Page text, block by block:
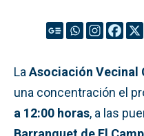
La Asociación Vecinal
una concentración el
a 12:00 horas, a las